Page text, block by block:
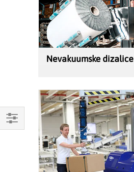
Nevakuumske dizalice
Mogućnosti